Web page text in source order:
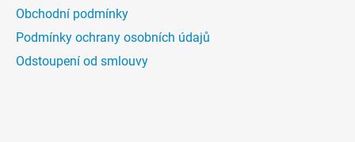
Obchodní podmínky
Podmínky ochrany osobních údajů
Odstoupení od smlouvy